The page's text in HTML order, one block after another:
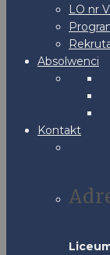
LO nr
Absolwenci
Kontakt